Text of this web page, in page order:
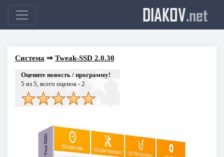
DIAKOV.net
Система ⇒ Tweak-SSD 2.0.30
Оцените новость / программу!
5 из 5, всего оценок - 2